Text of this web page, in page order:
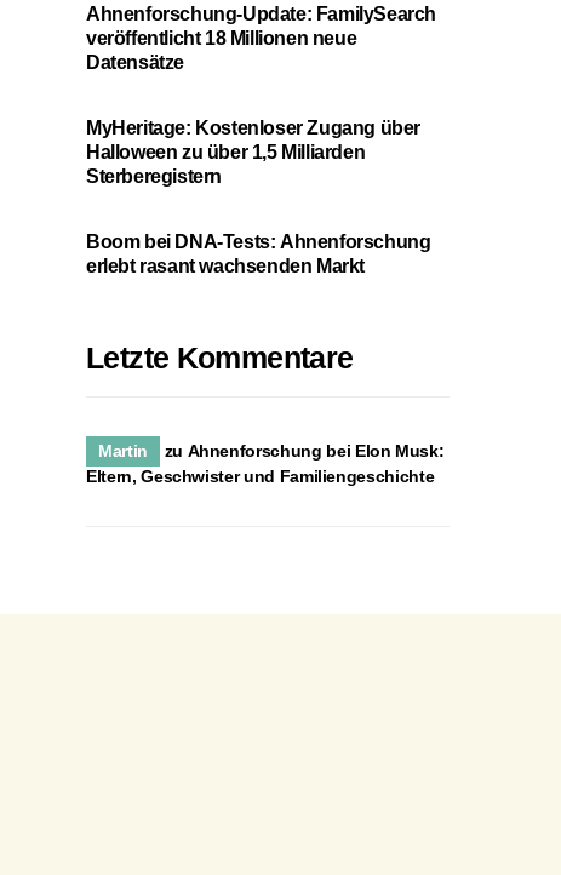
Ahnenforschung-Update: FamilySearch
veröffentlicht 18 Millionen neue
Datensätze
MyHeritage: Kostenloser Zugang über
Halloween zu über 1,5 Milliarden
Sterberegistern
Boom bei DNA-Tests: Ahnenforschung
erlebt rasant wachsenden Markt
Letzte Kommentare
Martin zu Ahnenforschung bei Elon Musk:
Eltern, Geschwister und Familiengeschichte